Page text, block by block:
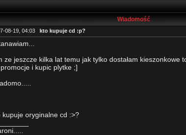
Wiadomość
08-19, 04:03 kto kupuje cd :p?
ze jeszcze kilka lat temu jak tylko dostałam kieszonkowe
i kupic plytke ;]
kupuje oryginalne cd :>?